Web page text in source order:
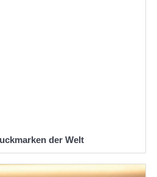
der Welt